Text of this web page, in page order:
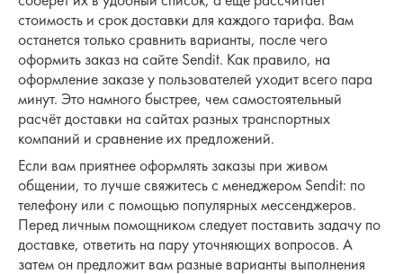
стоимость и срок доставки для каждого тарифа. Вам
останется только сравнить варианты, после чего
оформить заказ на сайте Sendit. Как правило, на
оформление заказе у пользователей уходит всего пара
минут. Это намного быстрее, чем самостоятельный
расчёт доставки на сайтах разных транспортных
компаний и сравнение их предложений.
Если вам приятнее оформлять заказы при живом
общении, то лучше свяжитесь с менеджером Sendit: по
телефону или с помощью популярных мессенджеров.
Перед личным помощником следует поставить задачу по
доставке, ответить на пару уточняющих вопросов. А
затем он предложит вам разные варианты выполнения